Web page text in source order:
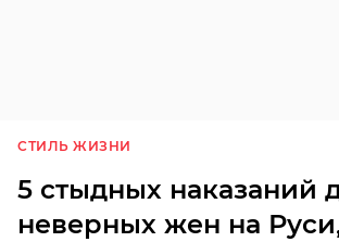
СТИЛЬ ЖИЗНИ
5 стыдных наказаний
неверных жен на